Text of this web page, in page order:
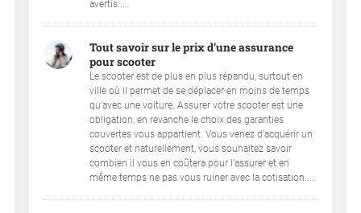
avertis....
Tout savoir sur le prix d’une assurance
pour scooter
Le scooter est de plus en plus répandu, surtout en
ville où il permet de se déplacer en moins de temps
qu'avec une voiture. Assurer votre scooter est une
obligation, en revanche le choix des garanties
couvertes vous appartient. Vous venez d’acquérir un
scooter et naturellement, vous souhaitez savoir
combien il vous en coûtera pour l’assurer et en
même temps ne pas vous ruiner avec la cotisation....